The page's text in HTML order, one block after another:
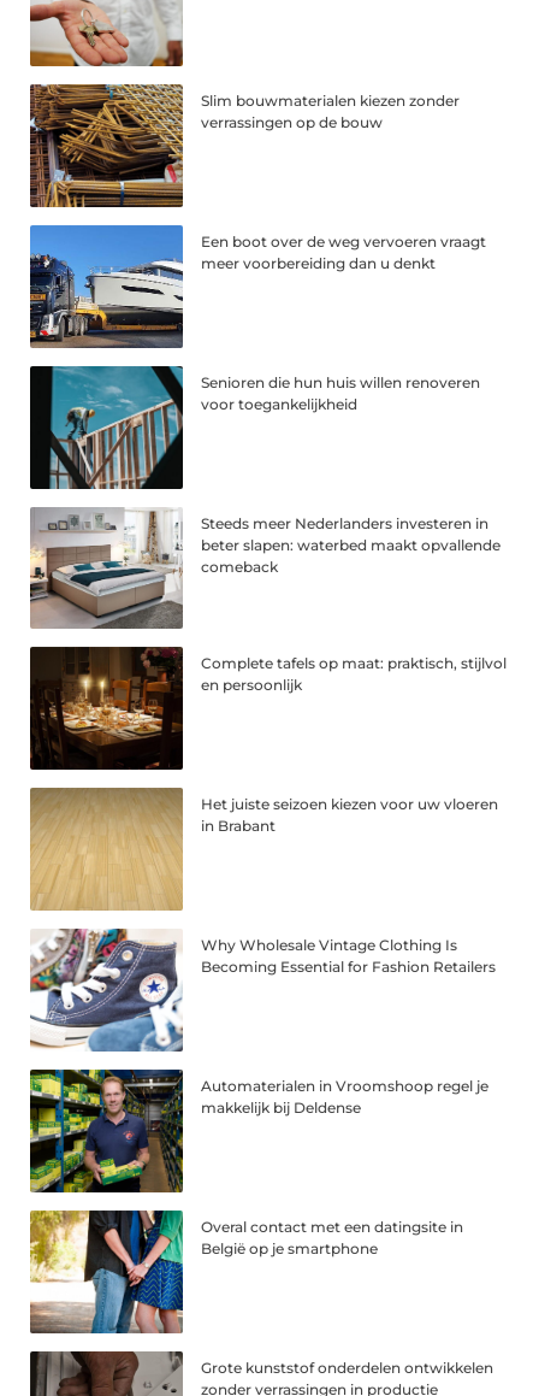
Slim bouwmaterialen kiezen zonder
verrassingen op de bouw
Een boot over de weg vervoeren vraagt
meer voorbereiding dan u denkt
Senioren die hun huis willen renoveren
voor toegankelijkheid
Steeds meer Nederlanders investeren in
beter slapen: waterbed maakt opvallende
comeback
Complete tafels op maat: praktisch, stijlvol
en persoonlijk
Het juiste seizoen kiezen voor uw vloeren
in Brabant
Why Wholesale Vintage Clothing Is
Becoming Essential for Fashion Retailers
Automaterialen in Vroomshoop regel je
makkelijk bij Deldense
Overal contact met een datingsite in
België op je smartphone
Grote kunststof onderdelen ontwikkelen
zonder verrassingen in productie